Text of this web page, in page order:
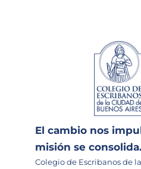
El cambio nos
misión se consolida.
Colegio de Escribanos de